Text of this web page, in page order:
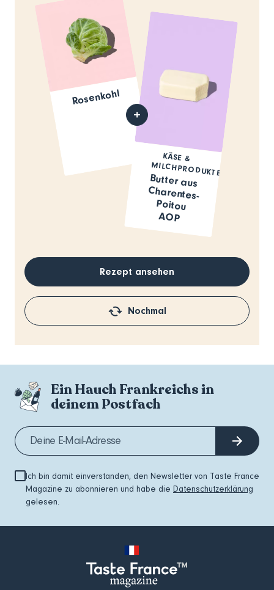
Rosenkohl
KÄSE &
MILCHPRODUKTE
Butter aus
Charentes-
Poitou
AOP
Rezept ansehen
Nochmal
Ein Hauch Frankreichs in
deinem Postfach
Ich bin damit einverstanden, den Newsletter von Taste France
Magazine zu abonnieren und habe die Datenschutzerklärung
gelesen.